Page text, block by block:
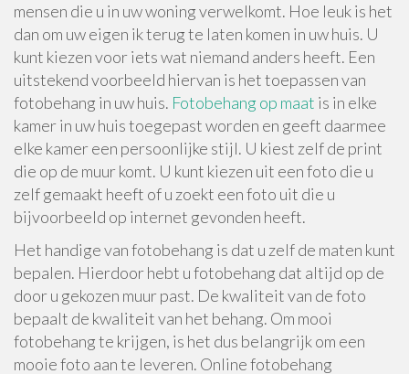
mensen die u in uw woning verwelkomt. Hoe leuk is het
dan om uw eigen ik terug te laten komen in uw huis. U
kunt kiezen voor iets wat niemand anders heeft. Een
uitstekend voorbeeld hiervan is het toepassen van
fotobehang in uw huis. Fotobehang op maat is in elke
kamer in uw huis toegepast worden en geeft daarmee
elke kamer een persoonlijke stijl. U kiest zelf de print
die op de muur komt. U kunt kiezen uit een foto die u
zelf gemaakt heeft of u zoekt een foto uit die u
bijvoorbeeld op internet gevonden heeft.
Het handige van fotobehang is dat u zelf de maten kunt
bepalen. Hierdoor hebt u fotobehang dat altijd op de
door u gekozen muur past. De kwaliteit van de foto
bepaalt de kwaliteit van het behang. Om mooi
fotobehang te krijgen, is het dus belangrijk om een
mooie foto aan te leveren. Online fotobehang